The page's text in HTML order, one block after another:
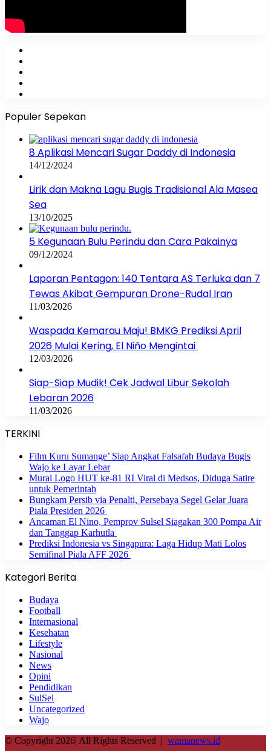
Populer Sepekan
8 Aplikasi Mencari Sugar Daddy di Indonesia
14/12/2024
Lirik dan Makna Lagu Bugis Tradisional Ala Masea
Sea
13/10/2025
5 Kegunaan Bulu Perindu dan Cara Pakainya
09/12/2024
Laporan Pentagon: 140 Tentara AS Terluka dan 7
Tewas Akibat Gempuran Drone-Rudal Iran
11/03/2026
Waspada Kemarau Maju! BMKG Prediksi April
2026 Mulai Kering, El Niño Mengintai
12/03/2026
Siap-Siap Mudik! Cek Jadwal Libur Sekolah
Lebaran 2026
11/03/2026
TERKINI
Film Kuru Sumange’ Siap Angkat Falsafah Budaya Bugis
Wajo ke Layar Lebar
Mural Logo HUT ke-81 RI Viral di Medsos, Diduga Satire
untuk Pemerintah
Bungkam Persib via Penalti, Persebaya Segel Gelar Juara
Piala Presiden 2026
Ancaman El Nino, Pemprov Sulsel Siagakan 300 Pompa Air
dan Tanggap Karhutla
Prediksi Indonesia vs Singapura: Laga Hidup Mati Lolos
Semifinal Piala AFF 2026
Kategori Berita
Budaya
Football
Internasional
Kesehatan
Lifestyle
Nasional
News
Opini
Pendidikan
SulSel
Uncategorized
Wajo
© Copyright 2026| All Rights Reserved | wamanews.id